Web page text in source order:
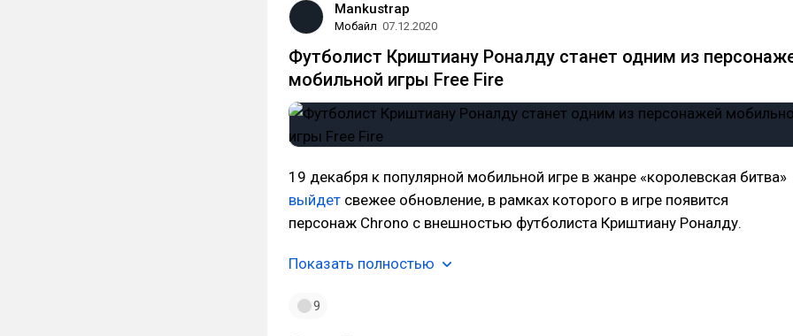
Mankustrap
Мобайл 07.12.2020
Футболист Криштиану Роналду станет одним из
мобильной игры Free Fire
19 декабря к популярной мобильной игре в жанре «королевская битва»
выйдет свежее обновление, в рамках которого в игре появится
персонаж Chrono с внешностью футболиста Криштиану Роналду.
Показать полностью
9